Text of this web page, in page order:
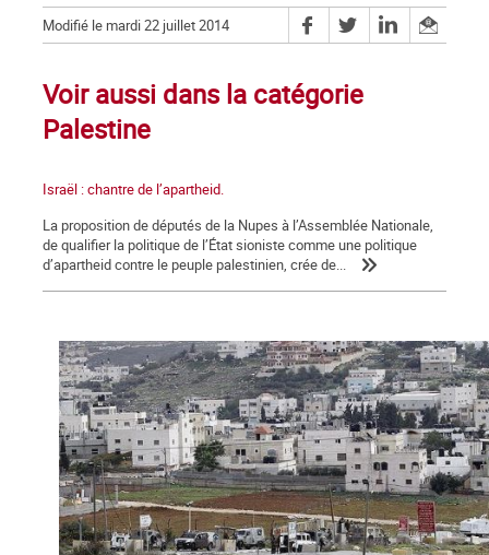
Modifié le mardi 22 juillet 2014
Voir aussi dans la catégorie
Palestine
Israël : chantre de l’apartheid.
La proposition de députés de la Nupes à l’Assemblée Nationale,
de qualifier la politique de l’État sioniste comme une politique
d’apartheid contre le peuple palestinien, crée de...